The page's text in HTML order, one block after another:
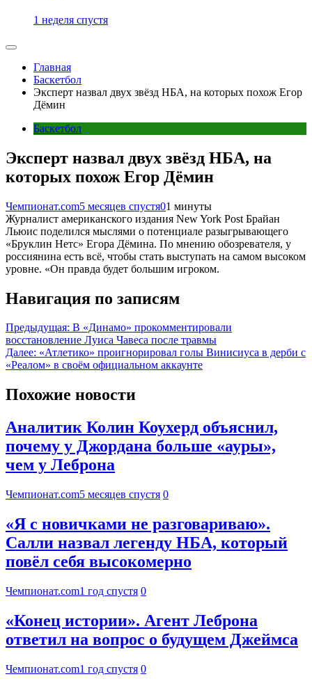
1 неделя спустя
Главная
Баскетбол
Эксперт назвал двух звёзд НБА, на которых похож Егор
Дёмин
Баскетбол
Эксперт назвал двух звёзд НБА, на
которых похож Егор Дёмин
Чемпионат.com5 месяцев спустя01 минуты
Журналист американского издания New York Post Брайан
Льюис поделился мыслями о потенциале разыгрывающего
«Бруклин Нетс» Егора Дёмина. По мнению обозревателя, у
россиянина есть всё, чтобы стать выступать на самом высоком
уровне. «Он правда будет большим игроком.
Навигация по записям
Предыдущая: В «Динамо» прокомментировали
восстановление Луиса Чавеса после травмы
Далее: «Атлетико» проигнорировал голы Винисиуса в дерби с
«Реалом» в своём официальном аккаунте
Похожие новости
Аналитик Колин Коухерд объяснил,
почему у Джордана больше «ауры»,
чем у Леброна
Чемпионат.com5 месяцев спустя 0
«Я с новичками не разговариваю».
Салли назвал легенду НБА, который
повёл себя высокомерно
Чемпионат.com1 год спустя 0
«Конец истории». Агент Леброна
ответил на вопрос о будущем Джеймса
Чемпионат.com1 год спустя 0